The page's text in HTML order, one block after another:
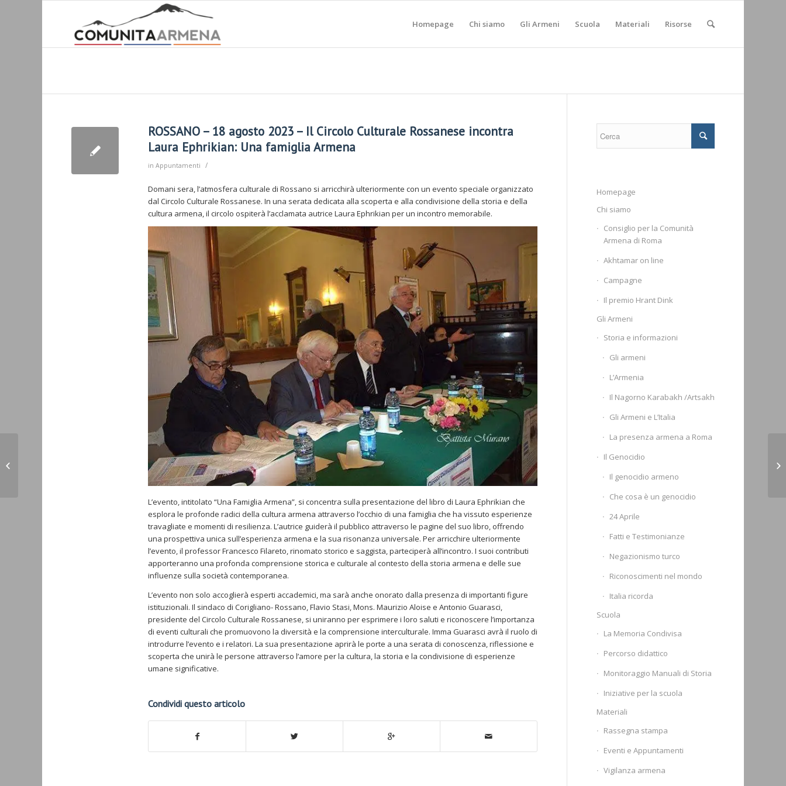
Homepage Chi siamo Gli Armeni Scuola Materiali Risorse
ROSSANO – 18 agosto 2023 – Il Circolo Culturale Rossanese incontra
Laura Ephrikian: Una famiglia Armena
in Appuntamenti /
Domani sera, l’atmosfera culturale di Rossano si arricchirà ulteriormente con un evento speciale organizzato
dal Circolo Culturale Rossanese. In una serata dedicata alla scoperta e alla condivisione della storia e della
cultura armena, il circolo ospiterà l’acclamata autrice Laura Ephrikian per un incontro memorabile.
L’evento, intitolato “Una Famiglia Armena”, si concentra sulla presentazione del libro di Laura Ephrikian che
esplora le profonde radici della cultura armena attraverso l’occhio di una famiglia che ha vissuto esperienze
travagliate e momenti di resilienza. L’autrice guiderà il pubblico attraverso le pagine del suo libro, offrendo
una prospettiva unica sull’esperienza armena e la sua risonanza universale. Per arricchire ulteriormente
l’evento, il professor Francesco Filareto, rinomato storico e saggista, parteciperà all’incontro. I suoi contributi
apporteranno una profonda comprensione storica e culturale al contesto della storia armena e delle sue
influenze sulla società contemporanea.
L’evento non solo accoglierà esperti accademici, ma sarà anche onorato dalla presenza di importanti figure
istituzionali. Il sindaco di Corigliano- Rossano, Flavio Stasi, Mons. Maurizio Aloise e Antonio Guarasci,
presidente del Circolo Culturale Rossanese, si uniranno per esprimere i loro saluti e riconoscere l’importanza
di eventi culturali che promuovono la diversità e la comprensione interculturale. Imma Guarasci avrà il ruolo di
introdurre l’evento e i relatori. La sua presentazione aprirà le porte a una serata di conoscenza, riflessione e
scoperta che unirà le persone attraverso l’amore per la cultura, la storia e la condivisione di esperienze
umane significative.
Condividi questo articolo
Homepage
Chi siamo
Consiglio per la Comunità
Armena di Roma
Akhtamar on line
Campagne
Il premio Hrant Dink
Gli Armeni
Storia e informazioni
Gli armeni
L’Armenia
Il Nagorno Karabakh /Artsakh
Gli Armeni e L’Italia
La presenza armena a Roma
Il Genocidio
Il genocidio armeno
Che cosa è un genocidio
24 Aprile
Fatti e Testimonianze
Negazionismo turco
Riconoscimenti nel mondo
Italia ricorda
Scuola
La Memoria Condivisa
Percorso didattico
Monitoraggio Manuali di Storia
Iniziative per la scuola
Materiali
Rassegna stampa
Eventi e Appuntamenti
Vigilanza armena